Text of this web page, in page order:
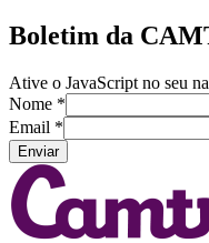
Boletim da
Ative o JavaScript no seu
Nome *
Email *
Enviar